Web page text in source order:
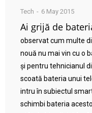
Tech 6 May 2015
Ai grijă de
observat cum multe
nouă nu mai vin cu o
și pentru tehnicianul
scoată bateria unui
intru în subiectul
schimbi bateria